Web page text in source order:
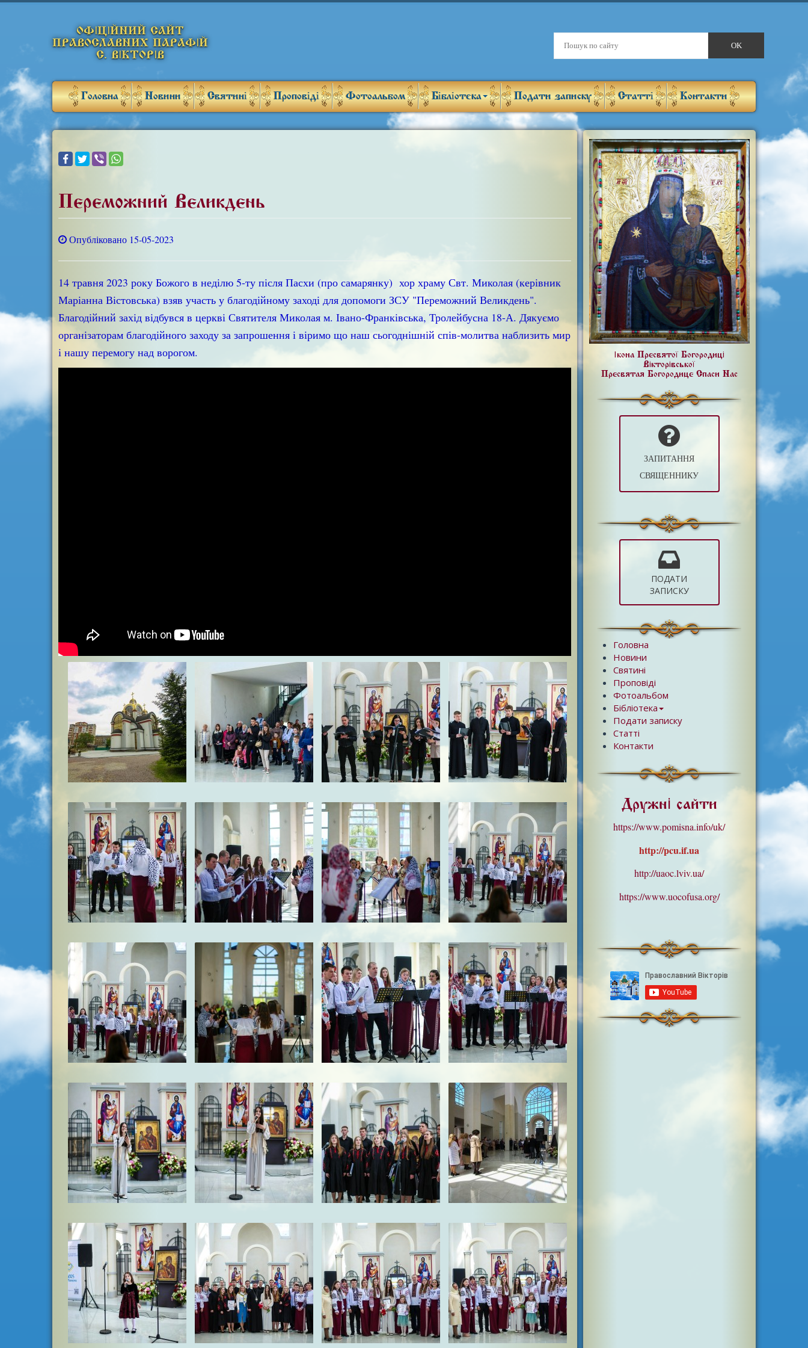
ОФІЦІЙНИЙ САЙТ
ПРАВОСЛАВНИХ ПАРАФІЙ
С. ВІКТОРІВ
Головна Новини Святині Проповіді Фотоальбом Бібліотека Подати записку Статті Контакти
Переможний Великдень
Опубліковано 15-05-2023
14 травня 2023 року Божого в неділю 5-ту після Пасхи (про самарянку) хор храму Свт. Миколая (керівник
Маріанна Вістовська) взяв участь у благодійному заході для допомоги ЗСУ "Переможний Великдень".
Благодійний захід відбувся в церкві Святителя Миколая м. Івано-Франківська, Тролейбусна 18-А. Дякуємо
організаторам благодійного заходу за запрошення і віримо що наш сьогоднішній спів-молитва наблизить мир
і нашу перемогу над ворогом.
Ікона Пресвятої Богородиці
Вікторівської
Пресвятая Богородице Спаси Нас
ЗАПИТАННЯ
СВЯЩЕННИКУ
ПОДАТИ
ЗАПИСКУ
Головна
Новини
Святині
Проповіді
Фотоальбом
Бібліотека
Подати записку
Статті
Контакти
Дружні сайти
https://www.pomisna.info/uk/
http://pcu.if.ua
http://uaoc.lviv.ua/
https://www.uocofusa.org/